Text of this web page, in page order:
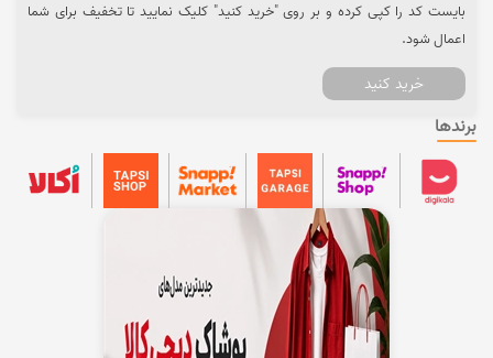
بایست کد را کپی کرده و بر روی "خرید کنید" کلیک نمایید تا تخفیف برای شما
اعمال شود.
خرید کنید
برندها